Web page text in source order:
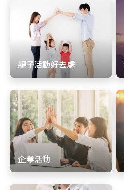
親子活動好去處
企業活動